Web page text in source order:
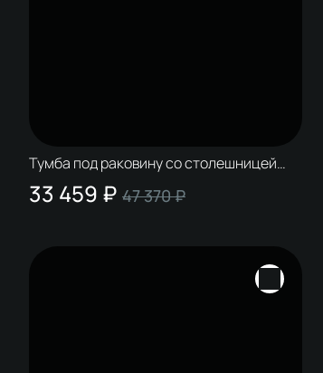
Тумба под раковину со столешницей
STWORKI Колдинг 80 белая, матовая
серая
33 459 ₽ 47 370 ₽